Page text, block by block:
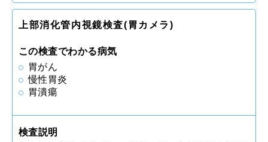
上部消化管内視鏡検査(胃カメラ)
この検査でわかる病気
胃がん
慢性胃炎
胃潰瘍
検査説明